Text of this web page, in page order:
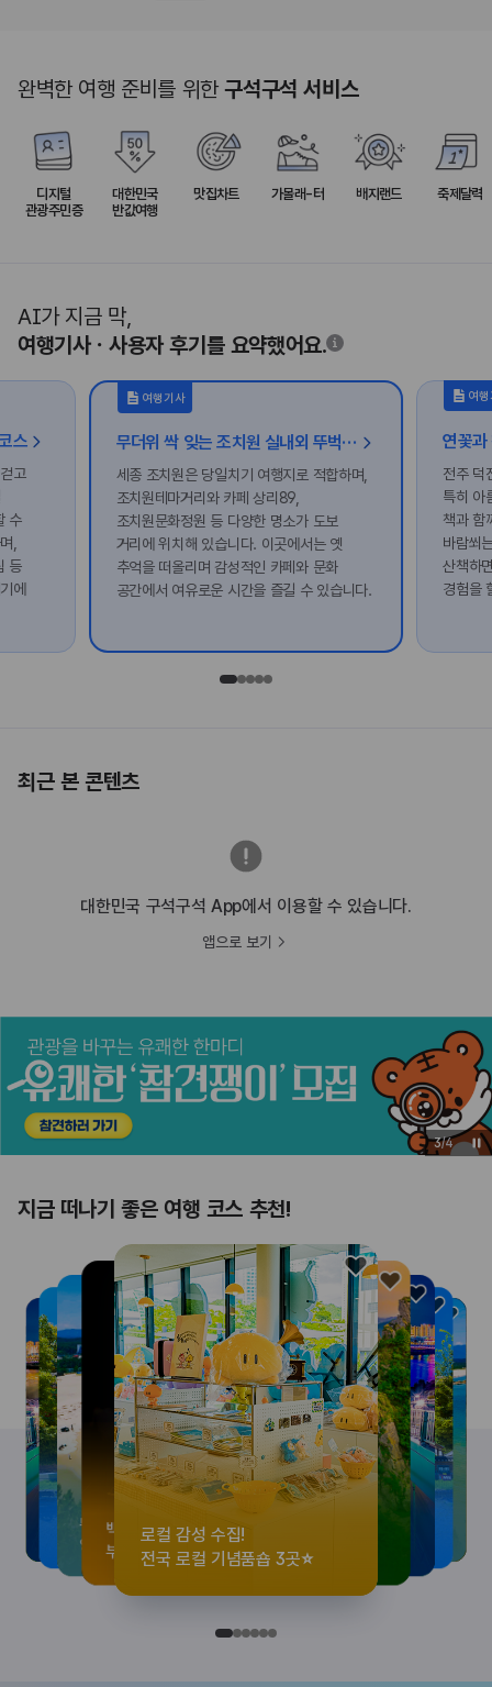
완벽한 여행 준비를 위한구석구석 서비스
디지털
관광주민증
대한민국
반값여행
맛집차트 가볼래-터 배지랜드 축제달력
AI가 지금 막,
여행기사ㆍ사용자 후기를 요약했어요.
스
고
수
,
등
에
여행기사
무더위 싹 잊는 조치원 실내외 뚜벅이 여행!
세종 조치원은 당일치기 여행지로 적합하며,
조치원테마거리와 카페 상리89,
조치원문화정원 등 다양한 명소가 도보
거리에 위치해 있습니다. 이곳에서는 옛
추억을 떠올리며 감성적인 카페와 문화
공간에서 여유로운 시간을 즐길 수 있습니다.
여
전주 덕
특히 아
책과 함
바람쐬
산책하
경험을
최근 본 콘텐츠
대한민국 구석구석 App에서 이용할 수 있습니다.
앱으로 보기
3/4
지금 떠나기 좋은 여행 코스 추천!
로컬 감성 수집!
전국 로컬 기념품숍 3곳⭐
<호프>, <동궁> 여운 따라🎬
실속 있게 떠나는 해남 여행
우리말이 더 재미있어지는
세종 한글 여행
숲길부터 천년 고찰까지!
마음에 쉼을 더하는 부안
뚜벅이 여행자 주목🚶
양양 1박 2일 코스
백제의 숨결을 따라,
부여에서 만나는 여름
로컬 감성 수집!
전국 로컬 기념품숍 3곳⭐
<호프>, <동궁> 여운 따라🎬
실속 있게 떠나는 해남 여행
우리말이 더 재미있어지는
세종 한글 여행